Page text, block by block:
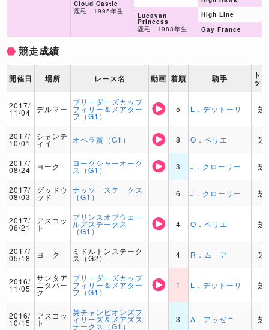
Cloud Castle
鹿毛 1995年生
Lucayan
Princess
鹿毛 1983年生
High Line
Gay France
競走成績
開催日 場所 レース名 動画 着順 騎手 トラ
ック
2017/
11/04 デルマー
ブリーダーズカップ
フィリー＆メアター
フ（G1）
5 L．デットーリ 芝
2017/
10/01
シャンテ
ィイ オペラ賞（G1） 8 O．ペリエ 芝
2017/
08/24 ヨーク ヨークシャーオーク
ス（G1） 3 J．クローリー 芝
2017/
08/03
グッドウ
ッド
ナッソーステークス
（G1） 6 J．クローリー 芝
2017/
06/21
アスコッ
ト
プリンスオブウェー
ルズステークス
（G1）
4 O．ペリエ 芝
2017/
05/18 ヨーク ミドルトンステーク
ス（G2） 4 R．ムーア 芝
2016/
11/05
サンタア
ニタパー
ク
ブリーダーズカップ
フィリー＆メアター
フ（G1）
1 L．デットーリ 芝
2016/
10/15
アスコッ
ト
英チャンピオンズフ
ィリーズ＆メアズス
テークス（G1）
3 A．アッゼニ 芝